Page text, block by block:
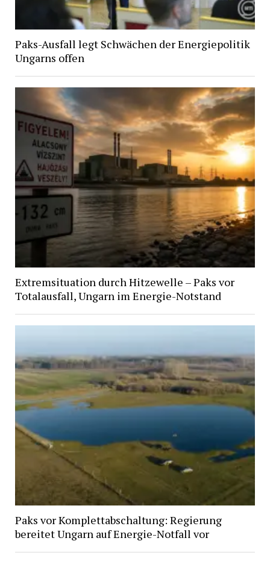
Paks-Ausfall legt Schwächen der Energiepolitik
Ungarns offen
Extremsituation durch Hitzewelle – Paks vor
Totalausfall, Ungarn im Energie-Notstand
Paks vor Komplettabschaltung: Regierung
bereitet Ungarn auf Energie-Notfall vor